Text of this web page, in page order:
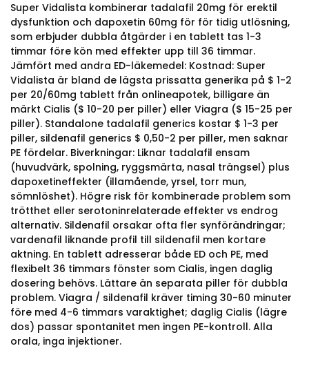
Super Vidalista kombinerar tadalafil 20mg för erektil
dysfunktion och dapoxetin 60mg för för tidig utlösning,
som erbjuder dubbla åtgärder i en tablett tas 1-3
timmar före kön med effekter upp till 36 timmar.
Jämfört med andra ED-läkemedel: Kostnad: Super
Vidalista är bland de lägsta prissatta generika på $ 1-2
per 20/60mg tablett från onlineapotek, billigare än
märkt Cialis ($ 10-20 per piller) eller Viagra ($ 15-25 per
piller). Standalone tadalafil generics kostar $ 1-3 per
piller, sildenafil generics $ 0,50-2 per piller, men saknar
PE fördelar. Biverkningar: Liknar tadalafil ensam
(huvudvärk, spolning, ryggsmärta, nasal trängsel) plus
dapoxetineffekter (illamående, yrsel, torr mun,
sömnlöshet). Högre risk för kombinerade problem som
trötthet eller serotoninrelaterade effekter vs endrog
alternativ. Sildenafil orsakar ofta fler synförändringar;
vardenafil liknande profil till sildenafil men kortare
aktning. En tablett adresserar både ED och PE, med
flexibelt 36 timmars fönster som Cialis, ingen daglig
dosering behövs. Lättare än separata piller för dubbla
problem. Viagra / sildenafil kräver timing 30-60 minuter
före med 4-6 timmars varaktighet; daglig Cialis (lägre
dos) passar spontanitet men ingen PE-kontroll. Alla
orala, inga injektioner.